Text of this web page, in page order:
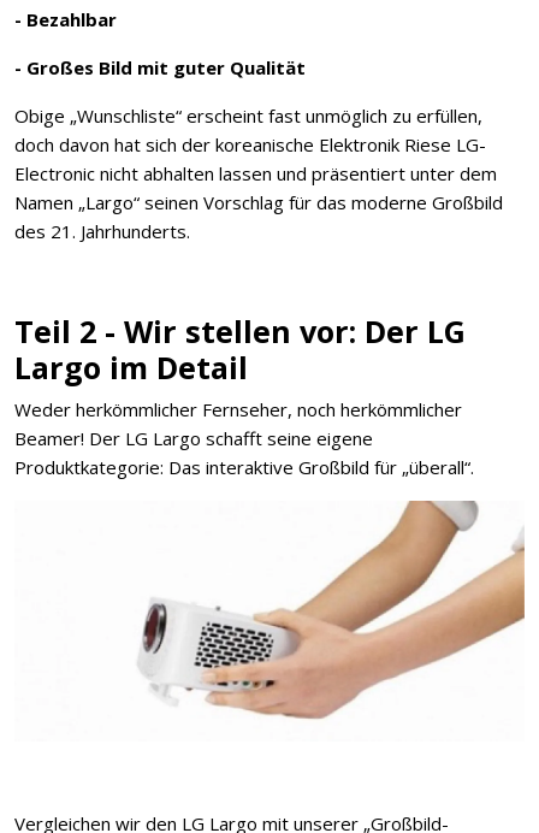
- Bezahlbar
- Großes Bild mit guter Qualität
Obige „Wunschliste“ erscheint fast unmöglich zu erfüllen,
doch davon hat sich der koreanische Elektronik Riese LG-
Electronic nicht abhalten lassen und präsentiert unter dem
Namen „Largo“ seinen Vorschlag für das moderne Großbild
des 21. Jahrhunderts.
Teil 2 - Wir stellen vor: Der LG
Largo im Detail
Weder herkömmlicher Fernseher, noch herkömmlicher
Beamer! Der LG Largo schafft seine eigene
Produktkategorie: Das interaktive Großbild für „überall“.
Vergleichen wir den LG Largo mit unserer „Großbild-